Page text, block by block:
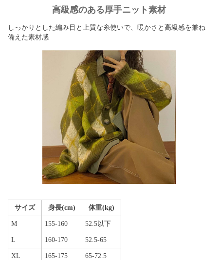
高級感のある厚手ニット素材
しっかりとした編み目と上質な糸使いで、暖かさと高級感を兼ね
備えた素材感
サイズ 身長(cm) 体重(kg)
M 155-160 52.5以下
L 160-170 52.5-65
XL 165-175 65-72.5